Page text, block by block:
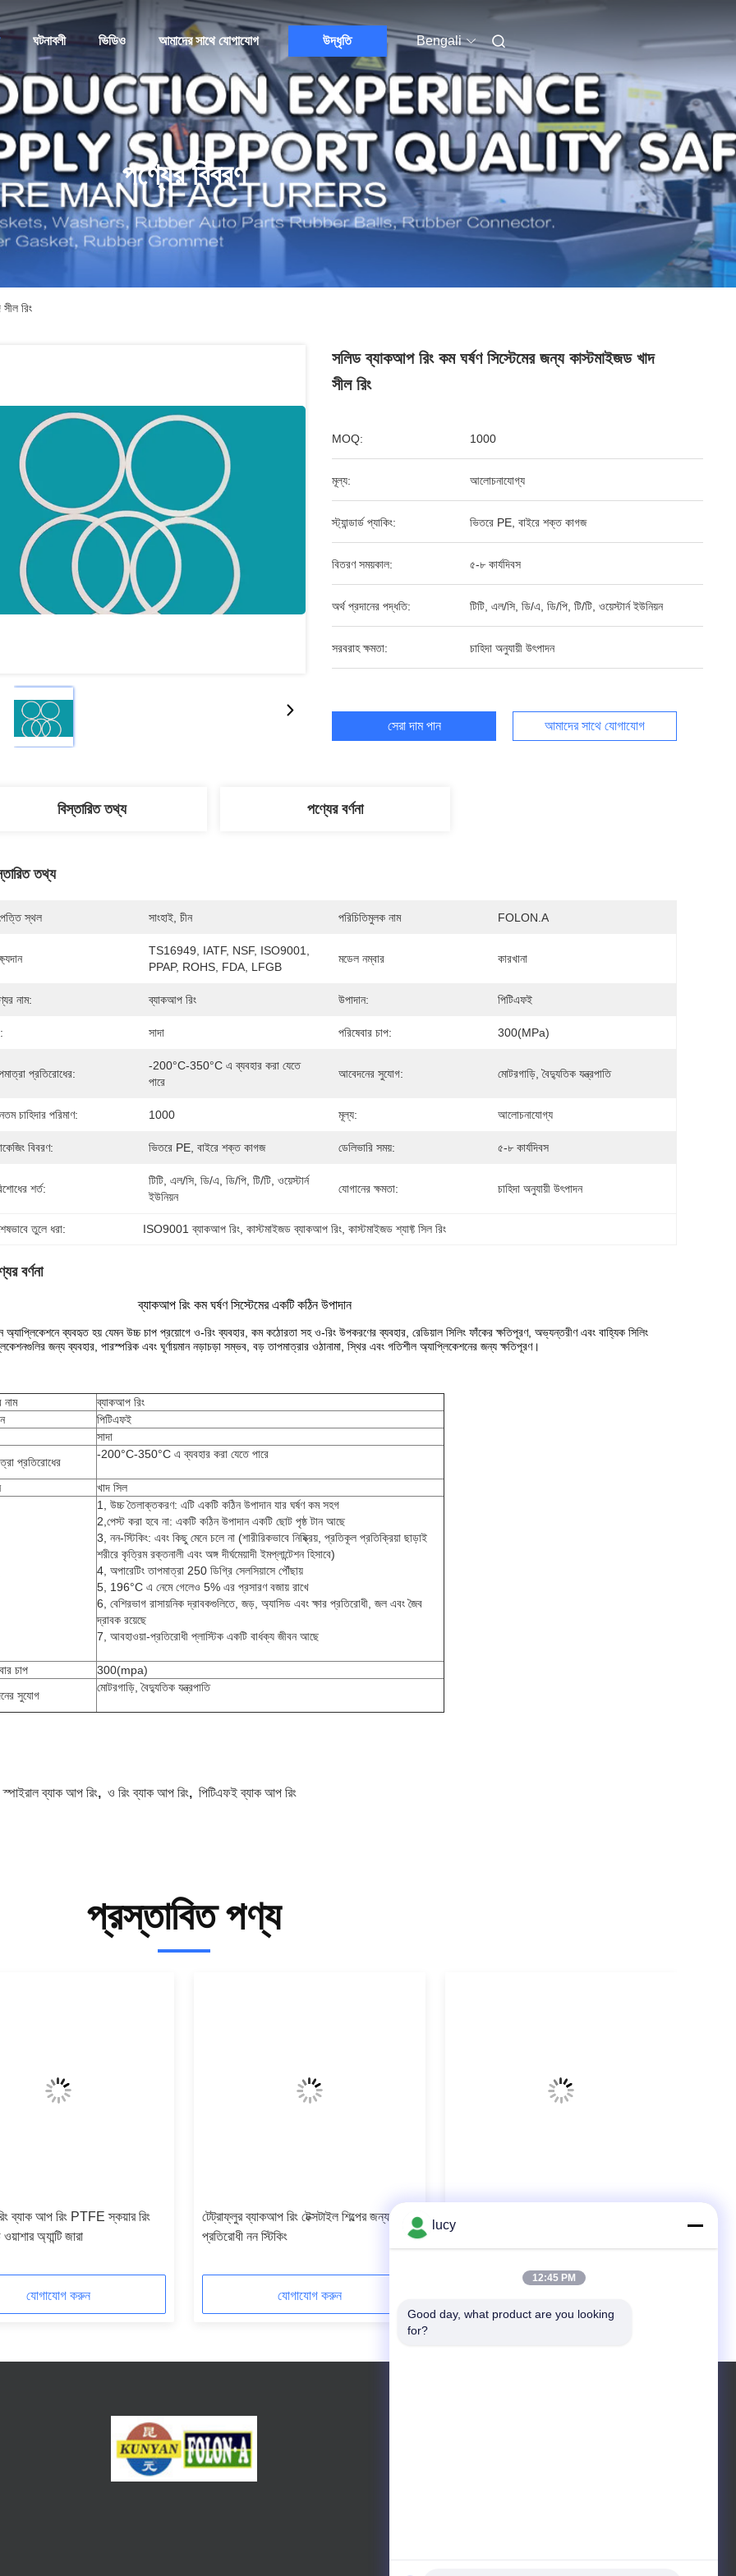
ঘটনাবলী ভিডিও আমাদের সাথে যোগাযোগ উদ্ধৃতি Bengali
পণ্যের বিবরণ
রিং
সলিড ব্যাকআপ রিং কম ঘর্ষণ সিস্টেমের জন্য কাস্টমাইজড খাদ
সীল রিং
MOQ: 1000
মূল্য: আলোচনাযোগ্য
স্ট্যান্ডার্ড প্যাকিং: ভিতরে PE, বাইরে শক্ত কাগজ
বিতরণ সময়কাল: ৫-৮ কার্যদিবস
অর্থ প্রদানের পদ্ধতি: টিটি, এল/সি, ডি/এ, ডি/পি, টি/টি, ওয়েস্টার্ন ইউনিয়ন
সরবরাহ ক্ষমতা: চাহিদা অনুযায়ী উৎপাদন
সেরা দাম পান আমাদের সাথে যোগাযোগ
বিস্তারিত তথ্য পণ্যের বর্ণনা
তথ্য
স্থল সাংহাই, চীন পরিচিতিমুলক নাম FOLON.A
TS16949, IATF, NSF, ISO9001,
PPAP, ROHS, FDA, LFGB
মডেল নম্বার কারখানা
নাম: ব্যাকআপ রিং উপাদান: পিটিএফই
সাদা পরিষেবার চাপ: 300(MPa)
প্রতিরোধের:
-200°C-350°C এ ব্যবহার করা যেতে
পারে
আবেদনের সুযোগ: মোটরগাড়ি, বৈদ্যুতিক যন্ত্রপাতি
চাহিদার পরিমাণ: 1000 মূল্য: আলোচনাযোগ্য
বিবরণ: ভিতরে PE, বাইরে শক্ত কাগজ ডেলিভারি সময়: ৫-৮ কার্যদিবস
শর্ত:
টিটি, এল/সি, ডি/এ, ডি/পি, টি/টি, ওয়েস্টার্ন
ইউনিয়ন
যোগানের ক্ষমতা: চাহিদা অনুযায়ী উৎপাদন
তুলে ধরা: ISO9001 ব্যাকআপ রিং , কাস্টমাইজড ব্যাকআপ রিং , কাস্টমাইজড শ্যাফ্ট সিল রিং
বর্ণনা
ব্যাকআপ রিং কম ঘর্ষণ সিস্টেমের একটি কঠিন উপাদান
অ্যাপ্লিকেশনে ব্যবহৃত হয় যেমন উচ্চ চাপ প্রয়োগে ও-রিং ব্যবহার, কম কঠোরতা সহ ও-রিং উপকরণের ব্যবহার, রেডিয়াল সিলিং ফাঁকের ক্ষতিপূরণ, অভ্যন্তরীণ এবং বাহ্যিক সিলিং
জন্য ব্যবহার, পারস্পরিক এবং ঘূর্ণায়মান নড়াচড়া সম্ভব, বড় তাপমাত্রার ওঠানামা, স্থির এবং গতিশীল অ্যাপ্লিকেশনের জন্য ক্ষতিপূরণ।
নাম
ব্যাকআপ রিং
পিটিএফই
সাদা
প্রতিরোধের
-200°C-350°C এ ব্যবহার করা যেতে পারে
খাদ সিল
1, উচ্চ তৈলাক্তকরণ: এটি একটি কঠিন উপাদান যার ঘর্ষণ কম সহগ
2,পেস্ট করা হবে না: একটি কঠিন উপাদান একটি ছোট পৃষ্ঠ টান আছে
3, নন-স্টিকিং: এবং কিছু মেনে চলে না (শারীরিকভাবে নিষ্ক্রিয়, প্রতিকূল প্রতিক্রিয়া ছাড়াই
শরীরে কৃত্রিম রক্তনালী এবং অঙ্গ দীর্ঘমেয়াদী ইমপ্লান্টেশন হিসাবে)
4, অপারেটিং তাপমাত্রা 250 ডিগ্রি সেলসিয়াসে পৌঁছায়
5, 196°C এ নেমে গেলেও 5% এর প্রসারণ বজায় রাখে
6, বেশিরভাগ রাসায়নিক দ্রাবকগুলিতে, জড়, অ্যাসিড এবং ক্ষার প্রতিরোধী, জল এবং জৈব
দ্রাবক রয়েছে
7, আবহাওয়া-প্রতিরোধী প্লাস্টিক একটি বার্ধক্য জীবন আছে
চাপ
300(mpa)
সুযোগ
মোটরগাড়ি, বৈদ্যুতিক যন্ত্রপাতি
স্পাইরাল ব্যাক আপ রিং, ও রিং ব্যাক আপ রিং, পিটিএফই ব্যাক আপ রিং
প্রস্তাবিত পণ্য
ব্যাক আপ রিং PTFE স্কয়ার রিং
অ্যান্টি জারা
যোগাযোগ করুন
টেট্রাফ্লুর ব্যাকআপ রিং টেক্সটাইল শিল্পের জন্য জারা
প্রতিরোধী নন স্টিকিং
যোগাযোগ করুন
lucy
12:45 PM
Good day, what product are you looking
for?